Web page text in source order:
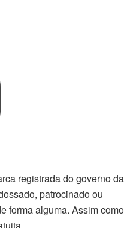
registrada do governo da
patrocinado ou
forma alguma. Assim como